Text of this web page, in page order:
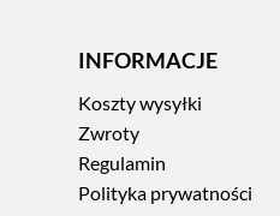
INFORMACJE
Koszty wysyłki
Zwroty
Regulamin
Polityka prywatności